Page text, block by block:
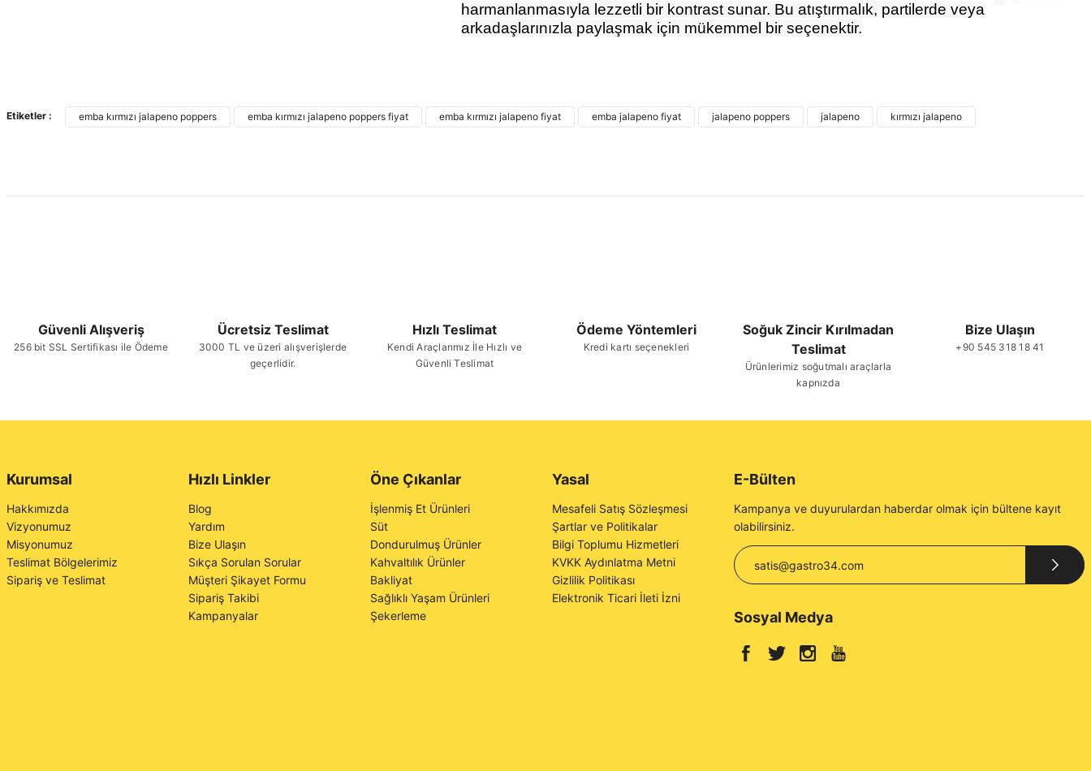
harmanlanmasıyla lezzetli bir kontrast sunar. Bu atıştırmalık, partilerde veya
arkadaşlarınızla paylaşmak için mükemmel bir seçenektir.
Ürün bilgilerinde hatalar bulunuyor.
Gönder
Etiketler : emba kırmızı jalapeno poppers emba kırmızı jalapeno poppers fiyat emba kırmızı jalapeno fiyat emba jalapeno fiyat jalapeno poppers jalapeno kırmızı jalapeno
Güvenli Alışveriş
256 bit SSL Sertifikası ile Ödeme
Ücretsiz Teslimat
3000 TL ve üzeri alışverişlerde
geçerlidir.
Hızlı Teslimat
Kendi Araçlarımız İle Hızlı ve
Güvenli Teslimat
Ödeme Yöntemleri
Kredi kartı seçenekleri
Soğuk Zincir Kırılmadan
Teslimat
Ürünlerimiz soğutmalı araçlarla
kapnızda
Bize Ulaşın
+90 545 318 18 41
Kurumsal
Hakkımızda
Vizyonumuz
Misyonumuz
Teslimat Bölgelerimiz
Sipariş ve Teslimat
Hızlı Linkler
Blog
Yardım
Bize Ulaşın
Sıkça Sorulan Sorular
Müşteri Şikayet Formu
Sipariş Takibi
Kampanyalar
Öne Çıkanlar
İşlenmiş Et Ürünleri
Süt
Dondurulmuş Ürünler
Kahvaltılık Ürünler
Bakliyat
Sağlıklı Yaşam Ürünleri
Şekerleme
Yasal
Mesafeli Satış Sözleşmesi
Şartlar ve Politikalar
Bilgi Toplumu Hizmetleri
KVKK Aydınlatma Metni
Gizlilik Politikası
Elektronik Ticari İleti İzni
E-Bülten
Kampanya ve duyurulardan haberdar olmak için bültene kayıt
olabilirsiniz.
Sosyal Medya